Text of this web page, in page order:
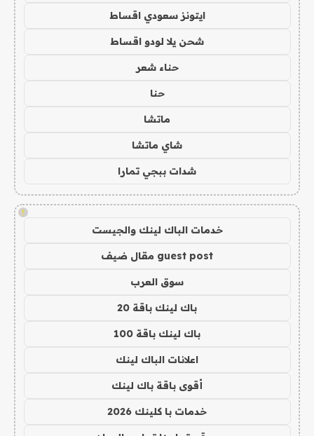
ايتونز سعودي اقساط
شحن يلا لودو اقساط
حناء شعر
حنا
ماتشا
شاي ماتشا
شدات ببجي تمارا
!
خدمات الباك لينك والجيست
guest post مقال ضيف
سوق العرب
باك لينك باقة 20
باك لينك باقة 100
اعلانات الباك لينك
أقوى باقة باك لينك
خدمات با كلينك 2026